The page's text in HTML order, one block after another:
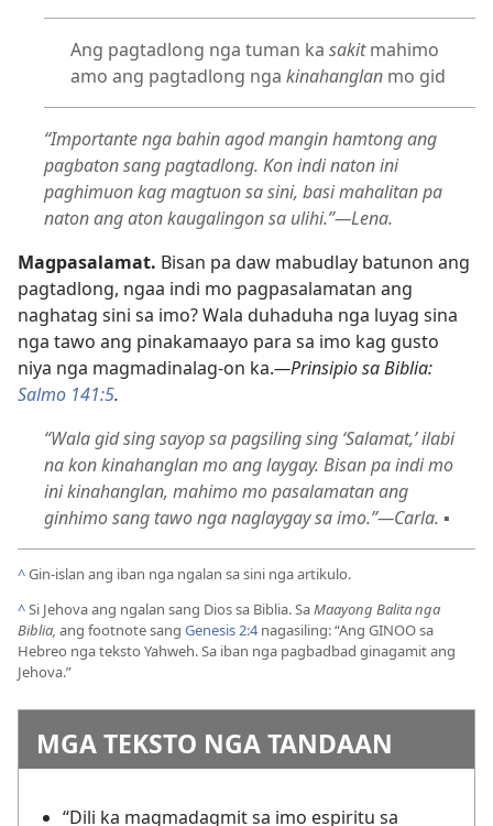
Ang pagtadlong nga tuman ka sakitmahimo
amo ang pagtadlong nga kinahanglan mo gid
“Importante nga bahin agod mangin hamtong ang
pagbaton sang pagtadlong. Kon indi naton ini
paghimuon kag magtuon sa sini, basi mahalitan pa
naton ang aton kaugalingon sa ulihi.”—Lena.
Magpasalamat. Bisan pa daw mabudlay batunon ang
pagtadlong, ngaa indi mo pagpasalamatan ang
naghatag sini sa imo? Wala duhaduha nga luyag sina
nga tawo ang pinakamaayo para sa imo kag gusto
niya nga magmadinalag-on ka.—Prinsipio sa Biblia:
Salmo 141:5.
“Wala gid sing sayop sa pagsiling sing ‘Salamat,’ ilabi
na kon kinahanglan mo ang laygay. Bisan pa indi mo
ini kinahanglan, mahimo mo pasalamatan ang
ginhimo sang tawo nga naglaygay sa imo.”—Carla. ▪
^Gin-islan ang iban nga ngalan sa sini nga artikulo.
^Si Jehova ang ngalan sang Dios sa Biblia. SaMaayong Balita nga
Biblia, ang footnote sang Genesis 2:4nagasiling: “Ang GINOO sa
Hebreo nga teksto Yahweh. Sa iban nga pagbadbad ginagamit ang
Jehova.”
MGA TEKSTO NGA TANDAAN
“Dili ka magmadagmit sa imo espiritu sa